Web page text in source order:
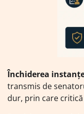
Închiderea
transmis de
dur, prin care